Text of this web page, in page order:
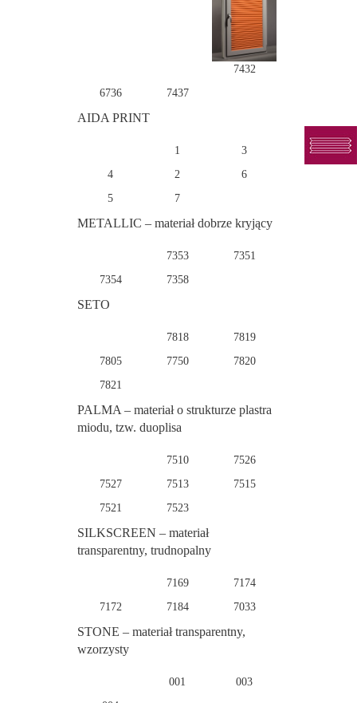
7432
6736
7437
AIDA PRINT
1
3
4
2
6
5
7
METALLIC – materiał dobrze kryjący
7353
7351
7354
7358
SETO
7818
7819
7805
7750
7820
7821
PALMA – materiał o strukturze plastra
miodu, tzw. duoplisa
7510
7526
7527
7513
7515
7521
7523
SILKSCREEN – materiał
transparentny, trudnopalny
7169
7174
7172
7184 7033
STONE – materiał transparentny,
wzorzysty
001
003